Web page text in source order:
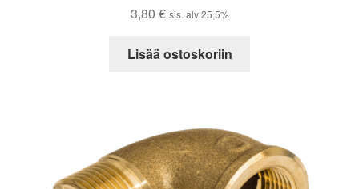
3,80 € sis. alv 25,5%
Lisää ostoskoriin